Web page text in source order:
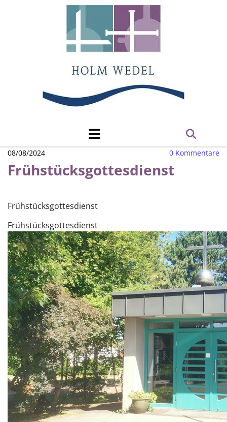
08/08/2024 0 Kommentare
Frühstücksgottesdienst
Frühstücksgottesdienst
Frühstücksgottesdienst